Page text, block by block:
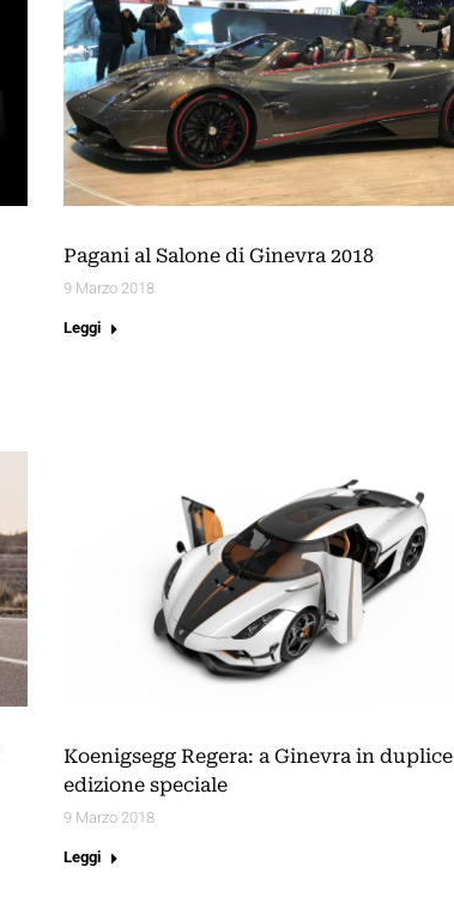
Pagani al Salone di Ginevra 2018
9 Marzo 2018
Leggi
Koenigsegg Regera: a Ginevra in duplice
edizione speciale
9 Marzo 2018
Leggi